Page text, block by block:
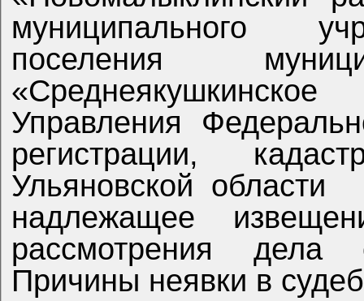
муниципального
поселения
Управления
регистрации,
Ульяновской области
надлежащее
рассмотрения дела
Причины неявки в